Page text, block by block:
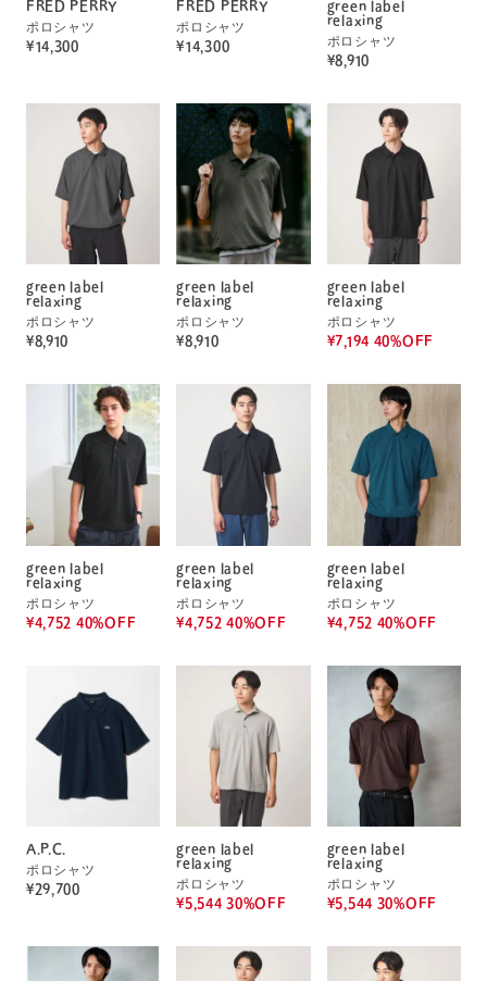
FRED PERRY
ポロシャツ
¥14,300
FRED PERRY
ポロシャツ
¥14,300
green label
relaxing
ポロシャツ
¥8,910
green label
relaxing
ポロシャツ
¥8,910
green label
relaxing
ポロシャツ
¥8,910
green label
relaxing
ポロシャツ
¥7,194 40%OFF
green label
relaxing
ポロシャツ
¥4,752 40%OFF
green label
relaxing
ポロシャツ
¥4,752 40%OFF
green label
relaxing
ポロシャツ
¥4,752 40%OFF
A.P.C.
ポロシャツ
¥29,700
green label
relaxing
ポロシャツ
¥5,544 30%OFF
green label
relaxing
ポロシャツ
¥5,544 30%OFF